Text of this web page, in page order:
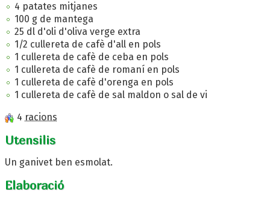
4 patates mitjanes
100 g de mantega
25 dl d'oli d'oliva verge extra
1/2 cullereta de cafè d'all en pols
1 cullereta de cafè de ceba en pols
1 cullereta de cafè de romaní en pols
1 cullereta de cafè d'orenga en pols
1 cullereta de cafè de sal maldon o sal de vi
4 racions
Utensilis
Un ganivet ben esmolat.
Elaboració